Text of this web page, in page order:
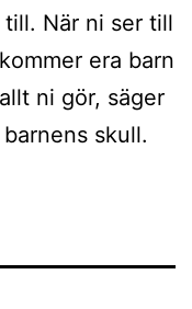
När ni ser till
era barn
ni gör, säger
skull.